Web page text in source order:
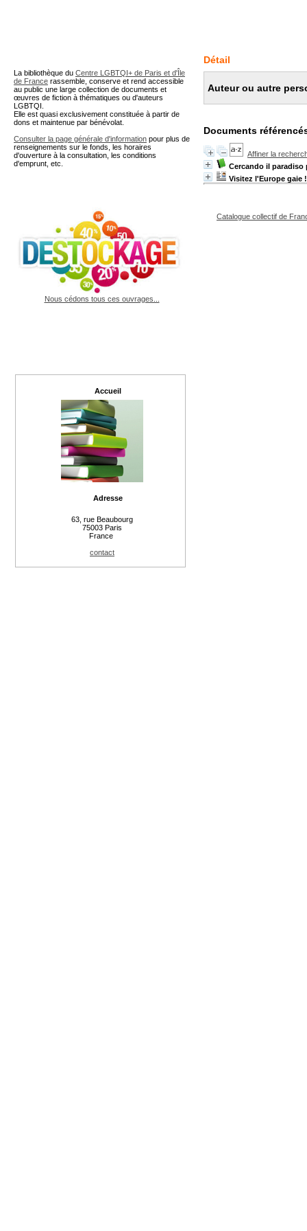
Détail
Auteur ou autre
Documents
Affiner la
Cercando il paradiso
Visitez l'Europe gaie !
Catalogue collectif de
La bibliothèque du Centre LGBTQI+ de Paris et d'Île
de France rassemble, conserve et rend accessible
au public une large collection de documents et
œuvres de fiction à thématiques ou d'auteurs
LGBTQI.
Elle est quasi exclusivement constituée à partir de
dons et maintenue par bénévolat.
Consulter la page générale d'information pour plus de
renseignements sur le fonds, les horaires
d'ouverture à la consultation, les conditions
d'emprunt, etc.
Nous cédons tous ces ouvrages...
Accueil
Adresse
63, rue Beaubourg
75003 Paris
France
contact